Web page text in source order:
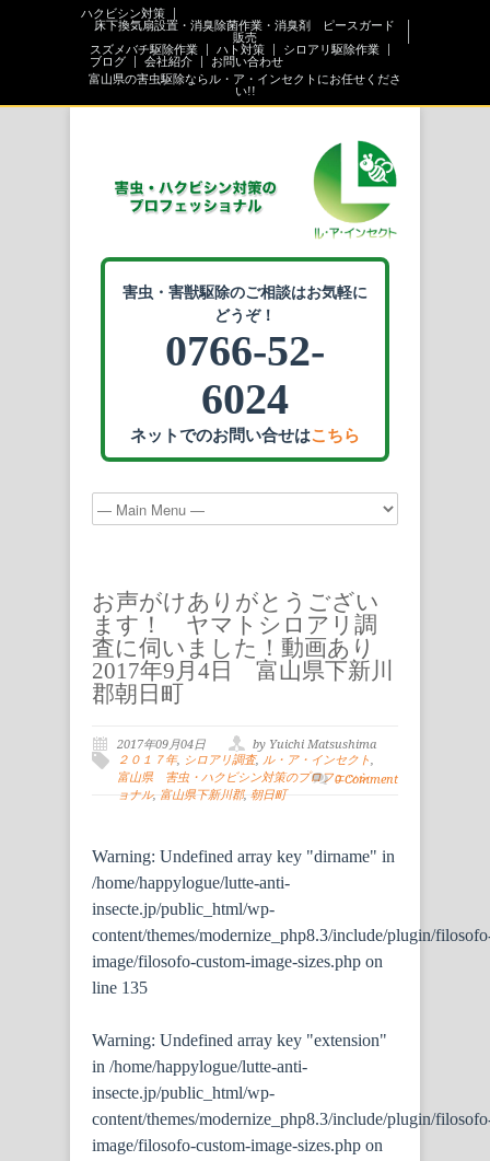
ハクビシン対策
床下換気扇設置・消臭除菌作業・消臭剤 ピースガード
販売
スズメバチ駆除作業
ハト対策
シロアリ駆除作業
ブログ
会社紹介
お問い合わせ
富山県の害虫駆除ならル・ア・インセクトにお任せくださ
い!!
害虫・害獣駆除のご相談はお気軽に
どうぞ！
0766-52-
6024
ネットでのお問い合せはこちら
お声がけありがとうござい
ます！ ヤマトシロアリ調
査に伺いました！動画あり
2017年9月4日 富山県下新川
郡朝日町
2017年09月04日
by Yuichi Matsushima
２０１７年, シロアリ調査, ル・ア・インセクト,
富山県 害虫・ハクビシン対策のプロフェッシ
ョナル, 富山県下新川郡, 朝日町
0 Comment
Warning: Undefined array key "dirname" in
/home/happylogue/lutte-anti-
insecte.jp/public_html/wp-
content/themes/modernize_php8.3/include/plugin/
image/filosofo-custom-image-sizes.php on
line 135
Warning: Undefined array key "extension"
in /home/happylogue/lutte-anti-
insecte.jp/public_html/wp-
content/themes/modernize_php8.3/include/plugin/
image/filosofo-custom-image-sizes.php on